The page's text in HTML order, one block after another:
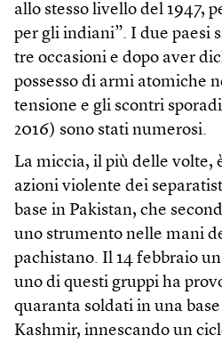
allo stesso livello del 1947,
per gli indiani”. I due paesi
tre occasioni e dopo aver
possesso di armi atomiche
tensione e gli scontri
2016) sono stati numerosi.
La miccia, il più delle volte,
azioni violente dei
base in Pakistan, che
uno strumento nelle mani
pachistano. Il 14 febbraio
uno di questi gruppi ha
quaranta soldati in una
Kashmir, innescando un